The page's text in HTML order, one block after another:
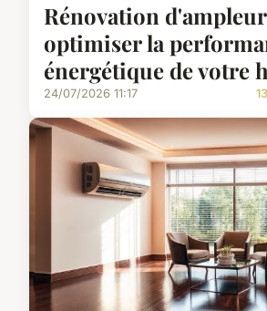
Rénovation
optimiser la
énergétique de votre
24/07/2026 11:17